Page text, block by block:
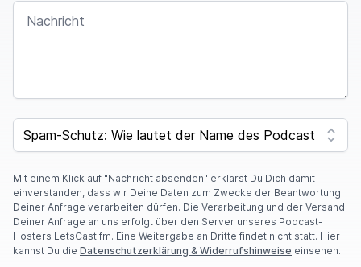
NACHRICHT
F
O
A
R
E
A
H
U
SPAM CAPTCHA
Mit einem Klick auf "Nachricht absenden" erklärst Du Dich damit
einverstanden, dass wir Deine Daten zum Zwecke der Beantwortung
Deiner Anfrage verarbeiten dürfen. Die Verarbeitung und der Versand
Deiner Anfrage an uns erfolgt über den Server unseres Podcast-
Hosters LetsCast.fm. Eine Weitergabe an Dritte findet nicht statt. Hier
kannst Du die Datenschutzerklärung & Widerrufshinweise einsehen.